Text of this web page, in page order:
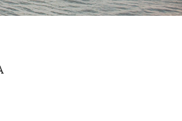
文